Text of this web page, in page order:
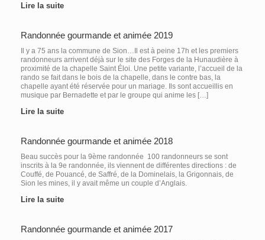
Lire la suite
Randonnée gourmande et animée 2019
Il y a 75 ans la commune de Sion…Il est à peine 17h et les premiers
randonneurs arrivent déjà sur le site des Forges de la Hunaudière à
proximité de la chapelle Saint Éloi. Une petite variante, l’accueil de la
rando se fait dans le bois de la chapelle, dans le contre bas, la
chapelle ayant été réservée pour un mariage. Ils sont accueillis en
musique par Bernadette et par le groupe qui anime les […]
Lire la suite
Randonnée gourmande et animée 2018
Beau succès pour la 9ème randonnée 100 randonneurs se sont
inscrits à la 9e randonnée, ils viennent de différentes directions : de
Couffé, de Pouancé, de Saffré, de la Dominelais, la Grigonnais, de
Sion les mines, il y avait même un couple d’Anglais.
Lire la suite
Randonnée gourmande et animée 2017